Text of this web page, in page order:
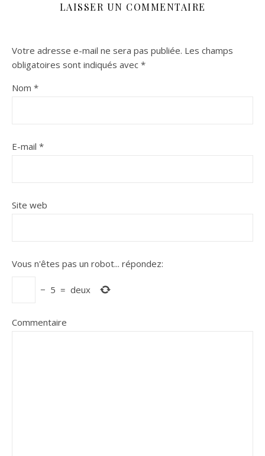
LAISSER UN COMMENTAIRE
Votre adresse e-mail ne sera pas publiée. Les champs
obligatoires sont indiqués avec *
Nom *
E-mail *
Site web
Vous n'êtes pas un robot... répondez:
− 5 = deux
Commentaire